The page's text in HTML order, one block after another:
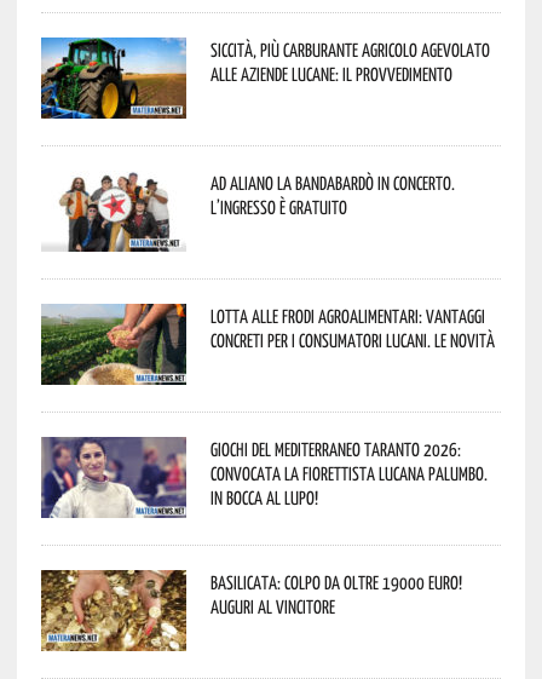
Siccità, più carburante agricolo agevolato
alle aziende lucane: il provvedimento
Ad Aliano la Bandabardò in concerto.
L’ingresso è gratuito
Lotta alle frodi agroalimentari: vantaggi
concreti per i consumatori lucani. Le novità
Giochi del Mediterraneo Taranto 2026:
convocata la fiorettista lucana Palumbo.
In bocca al lupo!
Basilicata: colpo da oltre 19000 Euro!
Auguri al vincitore